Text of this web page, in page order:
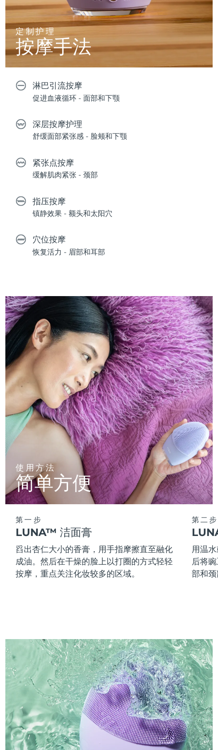
定制护理
按摩手法
淋巴引流按摩
促进血液循环 - 面部和下颚
深层按摩护理
舒缓面部紧张感 - 脸颊和下颚
紧张点按摩
缓解肌肉紧张 - 颈部
指压按摩
镇静效果 - 额头和太阳穴
穴位按摩
恢复活力 - 眉部和耳部
使用方法
简单方便
第一步
LUNA™ 洁面膏
舀出杏仁大小的香膏，用手指摩擦直至融化
成油。然后在干燥的脸上以打圈的方式轻轻
按摩，重点关注化妆较多的区域。
第二步
用温
后将
部和